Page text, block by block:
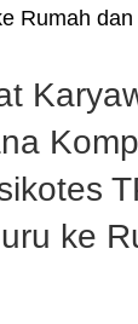
Rumah
ke